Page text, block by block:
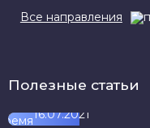
Разные услуги /
Социальная
Спортивная
Все направления
Полезные статьи
16.07.2021